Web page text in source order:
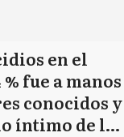
en el
fue a manos
conocidos y
íntimo de la